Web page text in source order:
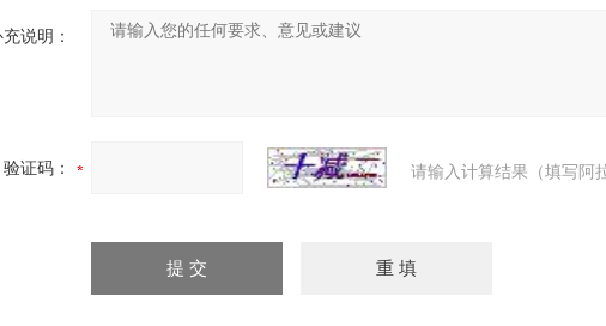
说明：
验证码： 请输入计算结果（填写阿